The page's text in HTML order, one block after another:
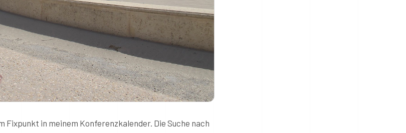
Fixpunkt in meinem Konferenzkalender. Die Suche nach